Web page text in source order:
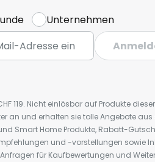
Unternehmen
119. Nicht einlösbar auf Produkte dieser
an und erhalten sie tolle Angebote
Smart Home Produkte, Rabatt-
und -vorstellungen sowie
für Kaufbewertungen und